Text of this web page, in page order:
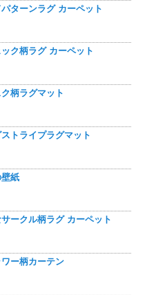
ターンラグ カーペット
ク柄ラグ カーペット
柄ラグマット
トライプラグマット
紙
ークル柄ラグ カーペット
ー柄カーテン